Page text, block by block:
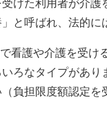
けた利用者が介
と呼ばれ、法的に
看護や介護を受
ろなタイプがあ
負担限度額認定